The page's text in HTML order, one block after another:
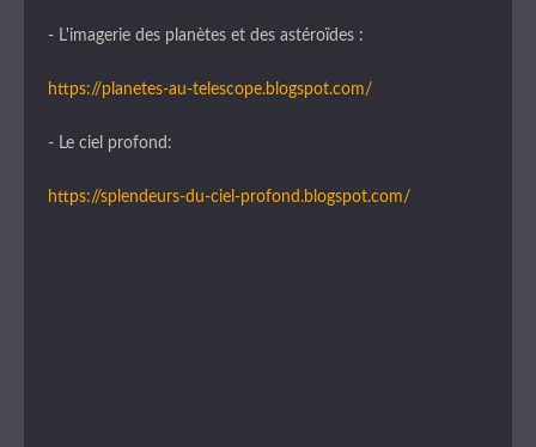
- L'imagerie des planètes et des astéroïdes :
https://planetes-au-telescope.blogspot.com/
- Le ciel profond:
https://splendeurs-du-ciel-profond.blogspot.com/